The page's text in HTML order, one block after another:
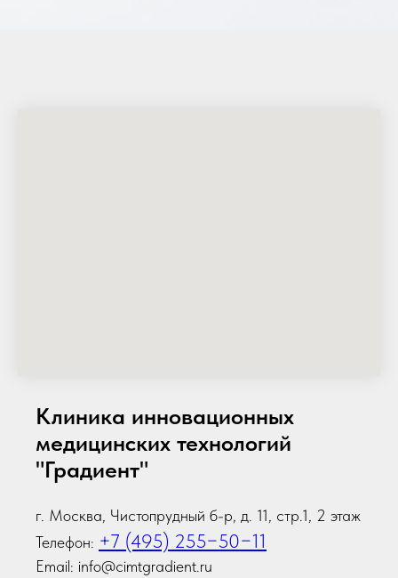
Клиника инновационных
медицинских технологий
"Градиент"
г. Москва, Чистопрудный б-р, д. 11, стр.1, 2 этаж
Телефон: +7 (495) 255−50−11
Email: info@cimtgradient.ru